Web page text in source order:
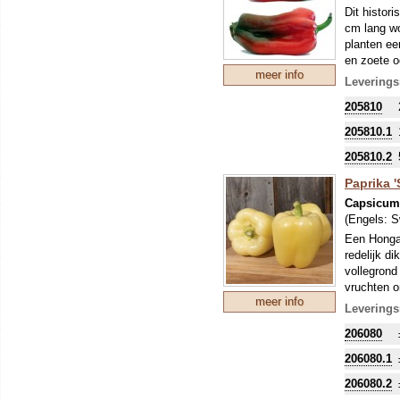
meer info
Dit
cm lang
planten
en zoete
dan een
205810
205810.1
205810.2
meer info
Paprika
(Engels:
Een
redelijk
vruchten
hokken of
206080
206080.1
206080.2